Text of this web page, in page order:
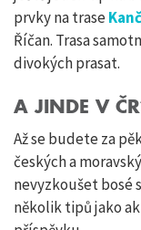
prvky na trase
Říčan. Trasa
divokých prasat.
A JINDE V
Až se budete za
českých a
nevyzkoušet bosé
několik tipů jako